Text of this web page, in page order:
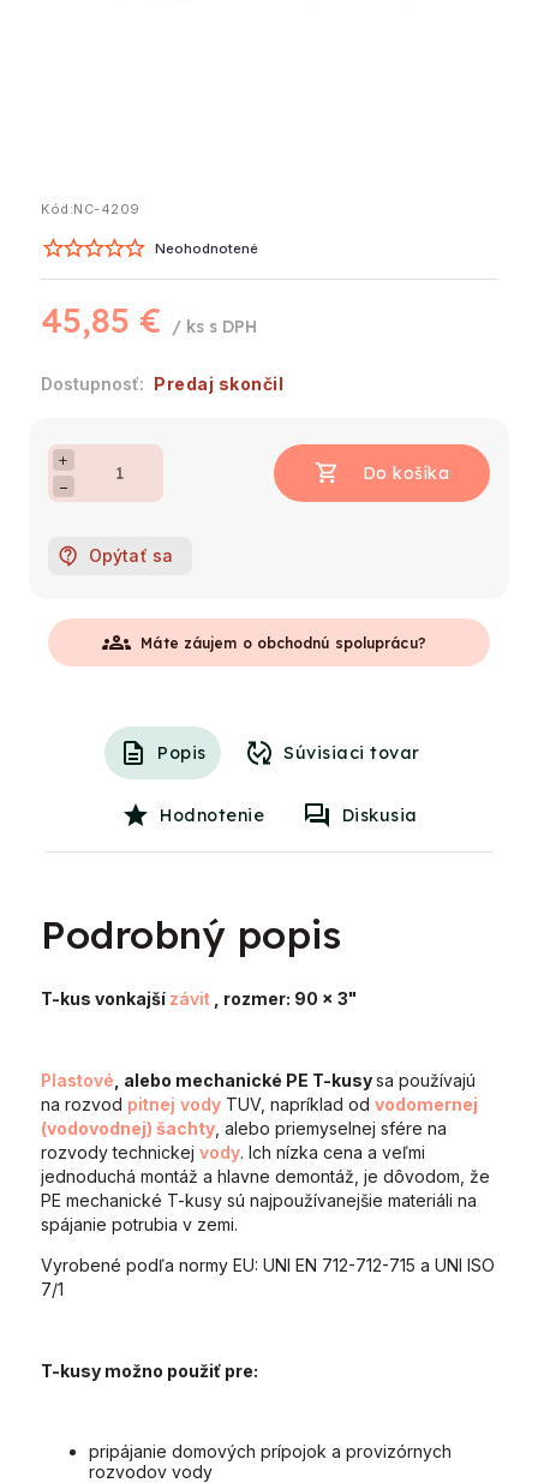
Kód:NC-4209
Neohodnotené
45,85 € / ks
Predaj skončil
+
−
Opýtať sa
groups Máte záujem o obchodnú spoluprácu?
Popis Súvisiaci tovar
Hodnotenie Diskusia
Podrobný popis
T-kus vonkajší závit , rozmer: 90 x 3"
Plastové , alebo mechanické PE T-kusysa používajú
na rozvod pitnej vody TUV, napríklad od vodomernej
(vodovodnej) šachty , alebo priemyselnej sfére na
rozvody technickej vody. Ich nízka cena a veľmi
jednoduchá montáž a hlavne demontáž, je dôvodom, že
PE mechanické T-kusy sú najpoužívanejšie materiáli na
spájanie potrubia v zemi.
Vyrobené podľa normy EU: UNI EN 712-712-715 a UNI ISO
7/1
T-kusy možno použiť pre:
pripájanie domových prípojok a provizórnych
rozvodov vody